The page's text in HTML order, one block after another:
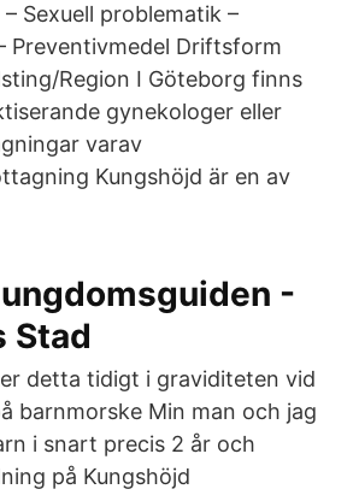
Sexuell problematik –
Preventivmedel Driftsform
Region I Göteborg finns
gynekologer eller
varav
Kungshöjd är en av
-
Stad
detta tidigt i graviditeten vid
barnmorske Min man och jag
i snart precis 2 år och
på Kungshöjd